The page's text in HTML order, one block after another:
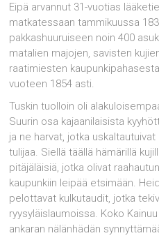
Eipä arvannut 31-vuotias
matkatessaan tammikuussa
pakkashuuruiseen noin 400
matalien majojen, savisten
raatimiesten
vuoteen 1854 asti.
Tuskin tuolloin oli
Suurin osa kajaanilaisista
ja ne harvat, jotka
tulijaa. Siellä täällä hämärillä
pitäjäläisiä, jotka olivat
kaupunkiin leipää etsimään.
pelottavat kulkutaudit, jotka
ryysyläislaumoissa. Koko
ankaran nälänhädän